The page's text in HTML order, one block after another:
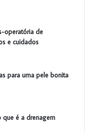
operatória de
e cuidados
para uma pele bonita
é a drenagem